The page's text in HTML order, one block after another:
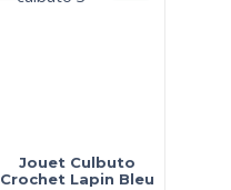
Jouet Culbuto
Crochet Lapin Bleu